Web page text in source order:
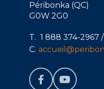
Péribonka (QC)
G0W 2G0
T. 1 888 374-2967 /
C.